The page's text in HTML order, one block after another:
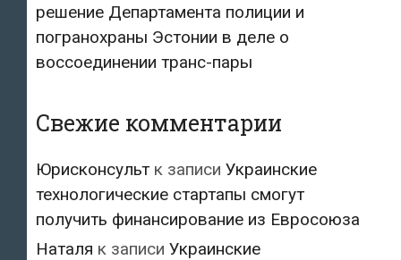
решение Департамента полиции и
погранохраны Эстонии в деле о
воссоединении транс-пары
Свежие комментарии
Юрисконсульт к записи Украинские
технологические стартапы смогут
получить финансирование из Евросоюза
Наталя к записи Украинские